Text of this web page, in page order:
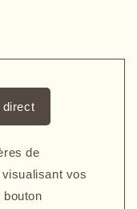
direct
de
vos